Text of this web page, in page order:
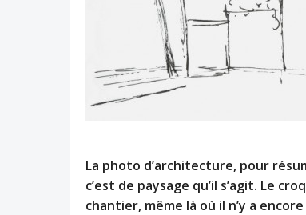
La photo d’architecture, pour
c’est de paysage qu’il s’agit. Le
chantier, même là où il n’y a